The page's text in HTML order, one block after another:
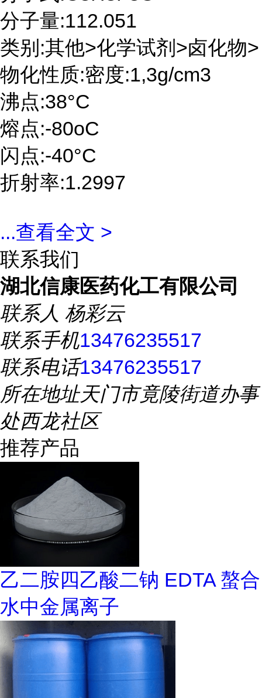
分子量:112.051
类别:其他>化学试剂>卤化物>
物化性质:密度:1,3g/cm3
沸点:38°C
熔点:-80oC
闪点:-40°C
折射率:1.2997
...查看全文 >
联系我们
湖北信康医药化工有限公司
联系人 杨彩云
联系手机13476235517
联系电话13476235517
所在地址天门市竟陵街道办事
处西龙社区
推荐产品
乙二胺四乙酸二钠 EDTA 螯合
水中金属离子